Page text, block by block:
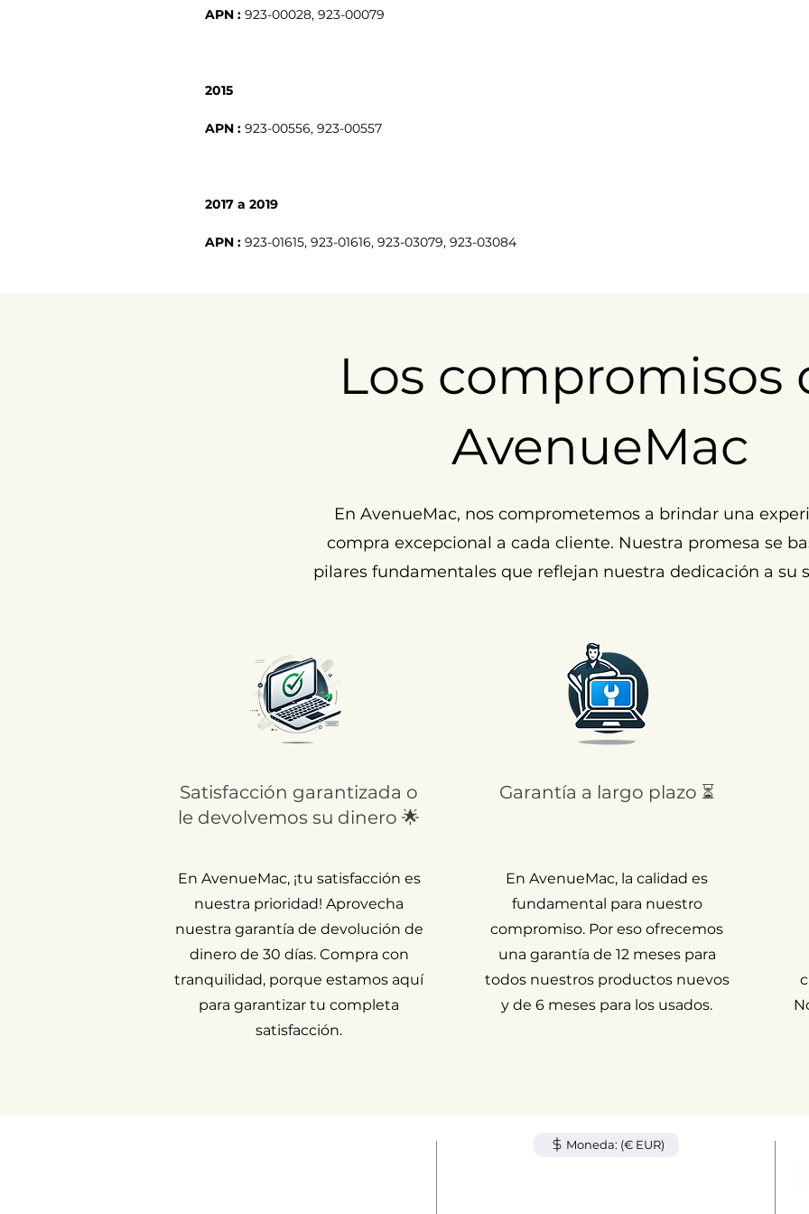
APN : 923-00028, 923-00079
2015
APN : 923-00556, 923-00557
2017 a 2019
APN : 923-01615, 923-01616, 923-03079, 923-03084
Los compromisos
AvenueMac
En AvenueMac, nos comprometemos a brindar una
compra excepcional a cada cliente. Nuestra promesa se
pilares fundamentales que reflejan nuestra dedicación a su
Satisfacción garantizada o
le devolvemos su dinero 🌟
En AvenueMac, ¡tu satisfacción es
nuestra prioridad! Aprovecha
nuestra garantía de devolución de
dinero de 30 días. Compra con
tranquilidad, porque estamos aquí
para garantizar tu completa
satisfacción.
Garantía a largo plazo ⏳
En AvenueMac, la calidad es
fundamental para nuestro
compromiso. Por eso ofrecemos
una garantía de 12 meses para
todos nuestros productos nuevos
y de 6 meses para los usados.
Moneda: (€ EUR)